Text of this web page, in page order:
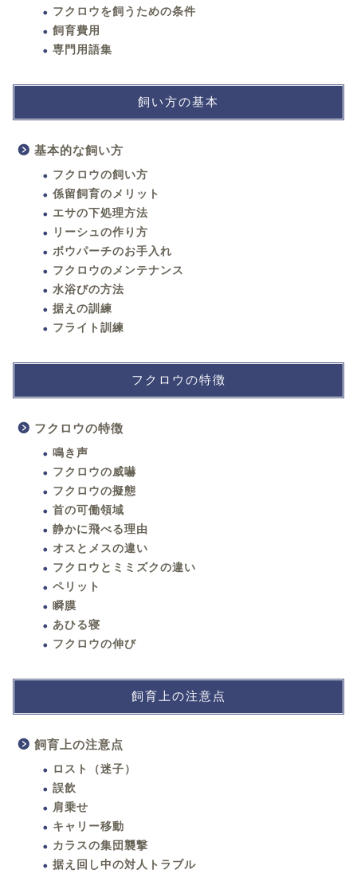
フクロウを飼うための条件
飼育費用
専門用語集
飼い方の基本
基本的な飼い方
フクロウの飼い方
係留飼育のメリット
エサの下処理方法
リーシュの作り方
ボウパーチのお手入れ
フクロウのメンテナンス
水浴びの方法
据えの訓練
フライト訓練
フクロウの特徴
フクロウの特徴
鳴き声
フクロウの威嚇
フクロウの擬態
首の可働領域
静かに飛べる理由
オスとメスの違い
フクロウとミミズクの違い
ペリット
瞬膜
あひる寝
フクロウの伸び
飼育上の注意点
飼育上の注意点
ロスト（迷子）
誤飲
肩乗せ
キャリー移動
カラスの集団襲撃
据え回し中の対人トラブル